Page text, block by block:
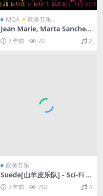
MQA 欧美音乐
Jean Marie, Marta Sanchez,
Flo Rida - Basketball (2020
Remixes)（2020/FLAC/EP分
轨/179M）(MQA/16bit/44.1
2 年前 20 2
欧美音乐
Suede[山羊皮乐队] - Sci-Fi L
ullabies（1997/FLAC/分轨/8
39M）
3 年前 202 4